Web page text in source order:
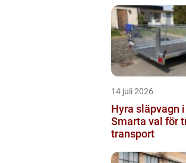
14 juli 2026
Hyra släpvagn
Smarta val för
transport